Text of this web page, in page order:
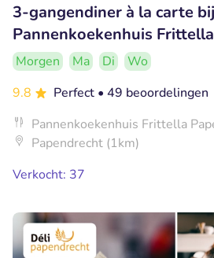
3-gangendiner à la carte bij
Pannenkoekenhuis
Morgen Ma Di
Wo
9.8
Perfect • 49 beoordelingen
Pannenkoekenhuis Frittella
Papendrecht (1km)
Verkocht: 37